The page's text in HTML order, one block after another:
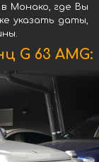
Монако, где Вы
указать даты,
G 63 AMG: